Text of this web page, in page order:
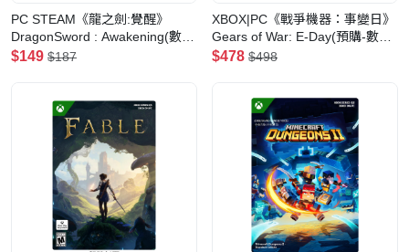
PC STEAM《龍之劍:覺醒》
DragonSword : Awakening(數位
標準版)
$149 $187
XBOX|PC《戰爭機器：事變日》
Gears of War: E-Day(預購-數位
標準版)
$478 $498